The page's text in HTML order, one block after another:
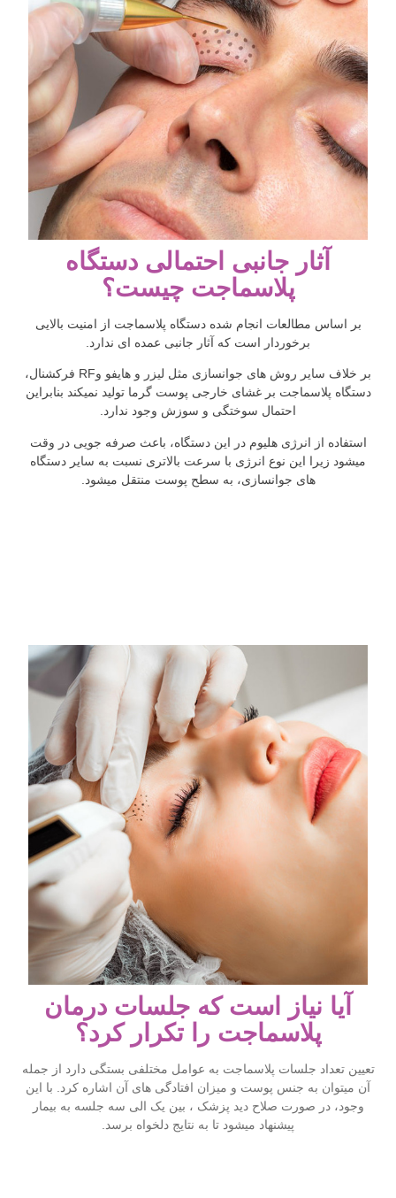
آثار جانبی احتمالی دستگاه
پلاسماجت چیست؟
بر اساس مطالعات انجام شده دستگاه پلاسماجت از امنیت بالایی
برخوردار است که آثار جانبی عمده ای ندارد.
بر خلاف سایر روش های جوانسازی مثل لیزر و هایفو وRF فرکشنال،
دستگاه پلاسماجت بر غشای خارجی پوست گرما تولید نمیکند بنابراین
احتمال سوختگی و سوزش وجود ندارد.
استفاده از انرژی هلیوم در این دستگاه، باعث صرفه جویی در وقت
میشود زیرا این نوع انرژی با سرعت بالاتری نسبت به سایر دستگاه
های جوانسازی، به سطح پوست منتقل میشود.
آیا نیاز است که جلسات درمان
پلاسماجت را تکرار کرد؟
تعیین تعداد جلسات پلاسماجت به عوامل مختلفی بستگی دارد از جمله
آن میتوان به جنس پوست و میزان افتادگی های آن اشاره کرد. با این
وجود، در صورت صلاح دید پزشک ، بین یک الی سه جلسه به بیمار
پیشنهاد میشود تا به نتایج دلخواه برسد.